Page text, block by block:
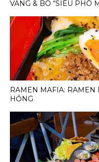
VANG & BÒ “SIÊU PHÔ
RAMEN MAFIA: RAMEN
HỒNG